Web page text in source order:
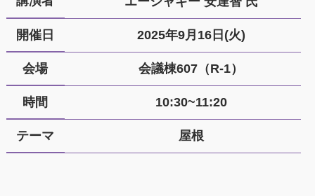
開催日 2025年9月16日(火)
会場 会議棟607（R-1）
時間 10:30~11:20
テーマ 屋根